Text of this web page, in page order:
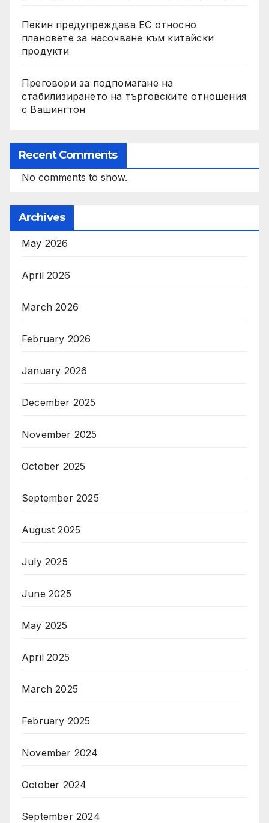
Пекин предупреждава ЕС относно
плановете за насочване към китайски
продукти
Преговори за подпомагане на
стабилизирането на търговските отношения
с Вашингтон
Recent Comments
No comments to show.
Archives
May 2026
April 2026
March 2026
February 2026
January 2026
December 2025
November 2025
October 2025
September 2025
August 2025
July 2025
June 2025
May 2025
April 2025
March 2025
February 2025
November 2024
October 2024
September 2024